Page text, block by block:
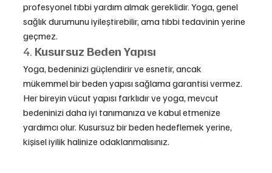
profesyonel tıbbi yardım almak gereklidir. Yoga, genel
sağlık durumunu iyileştirebilir, ama tıbbi tedavinin yerine
geçmez.
4. Kusursuz Beden Yapısı
Yoga, bedeninizi güçlendirir ve esnetir, ancak
mükemmel bir beden yapısı sağlama garantisi vermez.
Her bireyin vücut yapısı farklıdır ve yoga, mevcut
bedeninizi daha iyi tanımanıza ve kabul etmenize
yardımcı olur. Kusursuz bir beden hedeflemek yerine,
kişisel iyilik halinize odaklanmalısınız.